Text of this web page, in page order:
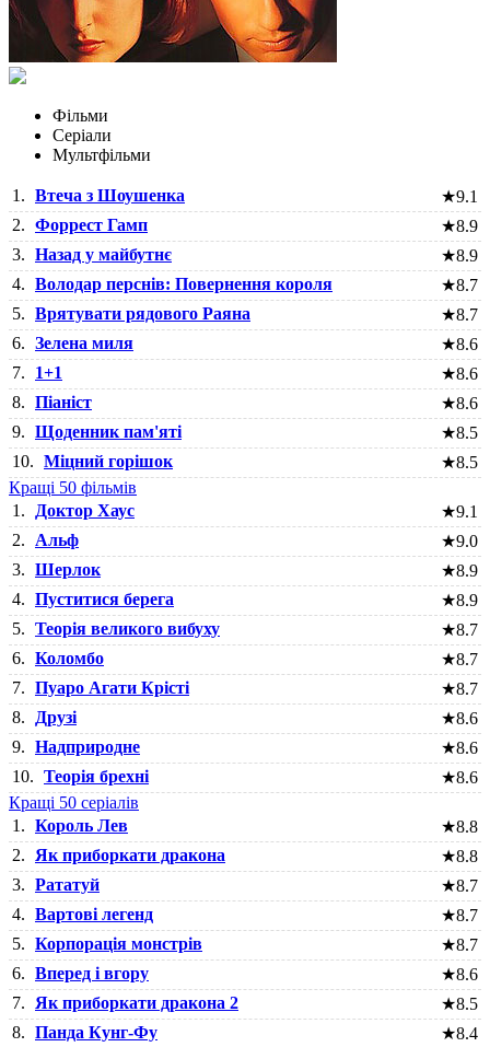
Фільми
Серіали
Мультфільми
1. Втеча з Шоушенка ★9.1
2. Форрест Гамп ★8.9
3. Назад у майбутнє ★8.9
4. Володар перснів: Повернення короля ★8.7
5. Врятувати рядового Раяна ★8.7
6. Зелена миля ★8.6
7.
1+1 ★8.6
8. Піаніст ★8.6
9. Щоденник пам'яті ★8.5
10. Міцний горішок ★8.5
Кращі 50 фільмів
1.
Доктор Хаус ★9.1
2.
Альф ★9.0
3. Шерлок ★8.9
4. Пуститися берега ★8.9
5. Теорія великого вибуху ★8.7
6. Коломбо ★8.7
7. Пуаро Агати Крісті ★8.7
8.
Друзі ★8.6
9. Надприродне ★8.6
10. Теорія брехні ★8.6
Кращі 50 серіалів
1. Король Лев ★8.8
2.
Як приборкати дракона ★8.8
3. Рататуй ★8.7
4. Вартові легенд ★8.7
5. Корпорація монстрів ★8.7
6. Вперед і вгору ★8.6
7.
Як приборкати дракона 2 ★8.5
8. Панда Кунг-Фу ★8.4